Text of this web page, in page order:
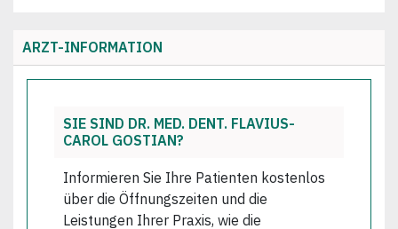
ARZT-INFORMATION
SIE SIND DR. MED. DENT. FLAVIUS-
CAROL GOSTIAN?
Informieren Sie Ihre Patienten kostenlos
über die Öffnungszeiten und die
Leistungen Ihrer Praxis, wie die